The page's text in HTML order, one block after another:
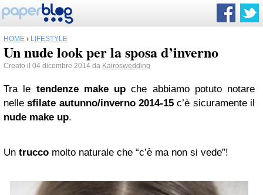
HOME › LIFESTYLE
Un nude look per la sposa d’inverno
Creato il 04 dicembre 2014 da Kairoswedding
Tra le tendenze make up che abbiamo potuto notare
nellesfilate autunno/inverno 2014-15 c’è sicuramente il
nude make up.
Un trucco molto naturale che “c’è ma non si vede”!